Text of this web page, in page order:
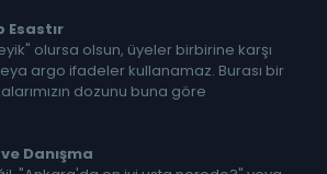
Esastır
olursa olsun, üyeler birbirine karşı
veya argo ifadeler kullanamaz. Burası bir
dozunu buna göre
Danışma